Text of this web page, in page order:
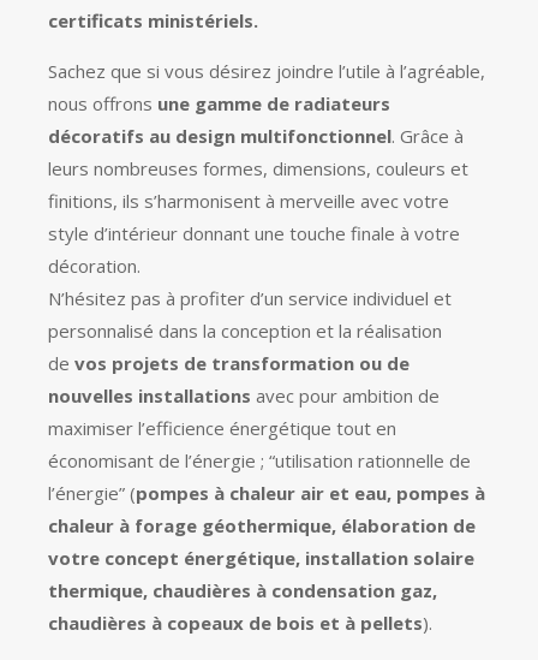
certificats ministériels.
Sachez que si vous désirez joindre l’utile à l’agréable,
nous offrons une gamme de radiateurs
décoratifs au design multifonctionnel. Grâce à
leurs nombreuses formes, dimensions, couleurs et
finitions, ils s’harmonisent à merveille avec votre
style d’intérieur donnant une touche finale à votre
décoration.
N’hésitez pas à profiter d’un service individuel et
personnalisé dans la conception et la réalisation
de vos projets de transformation ou de
nouvelles installations avec pour ambition de
maximiser l’efficience énergétique tout en
économisant de l’énergie ; “utilisation rationnelle de
l’énergie” (pompes à chaleur air et eau, pompes à
chaleur à forage géothermique, élaboration de
votre concept énergétique, installation solaire
thermique, chaudières à condensation gaz,
chaudières à copeaux de bois et à pellets).